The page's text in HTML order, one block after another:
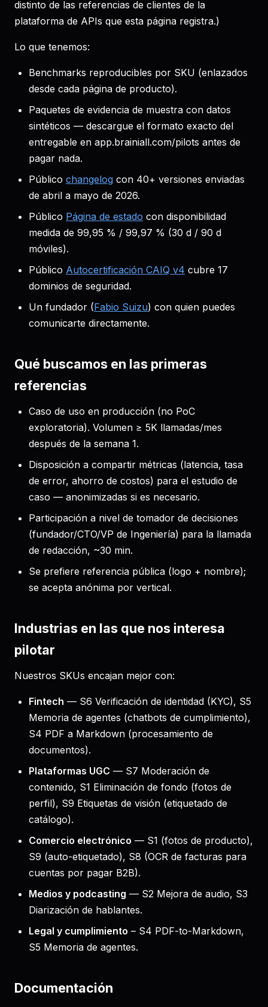
distinto de las referencias de clientes de la
plataforma de APIs que esta página registra.)
Lo que tenemos:
Benchmarks reproducibles por SKU (enlazados
desde cada página de producto).
Paquetes de evidencia de muestra con datos
sintéticos — descargue el formato exacto del
entregable en app.brainiall.com/pilots antes de
pagar nada.
Público changelog con 40+ versiones enviadas
de abril a mayo de 2026.
Público Página de estado con disponibilidad
medida de 99,95 % / 99,97 % (30 d / 90 d
móviles).
Público Autocertificación CAIQ v4 cubre 17
dominios de seguridad.
Un fundador (Fabio Suizu) con quien puedes
comunicarte directamente.
Qué buscamos en las primeras
referencias
Caso de uso en producción (no PoC
exploratoria). Volumen ≥ 5K llamadas/mes
después de la semana 1.
Disposición a compartir métricas (latencia, tasa
de error, ahorro de costos) para el estudio de
caso — anonimizadas si es necesario.
Participación a nivel de tomador de decisiones
(fundador/CTO/VP de Ingeniería) para la llamada
de redacción, ~30 min.
Se prefiere referencia pública (logo + nombre);
se acepta anónima por vertical.
Industrias en las que nos interesa
pilotar
Nuestros SKUs encajan mejor con:
Fintech — S6 Verificación de identidad (KYC), S5
Memoria de agentes (chatbots de cumplimiento),
S4 PDF a Markdown (procesamiento de
documentos).
Plataformas UGC — S7 Moderación de
contenido, S1 Eliminación de fondo (fotos de
perfil), S9 Etiquetas de visión (etiquetado de
catálogo).
Comercio electrónico — S1 (fotos de producto),
S9 (auto-etiquetado), S8 (OCR de facturas para
cuentas por pagar B2B).
Medios y podcasting — S2 Mejora de audio, S3
Diarización de hablantes.
Legal y cumplimiento – S4 PDF-to-Markdown,
S5 Memoria de agentes.
Documentación